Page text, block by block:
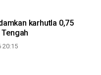
karhutla 0,75
20:15